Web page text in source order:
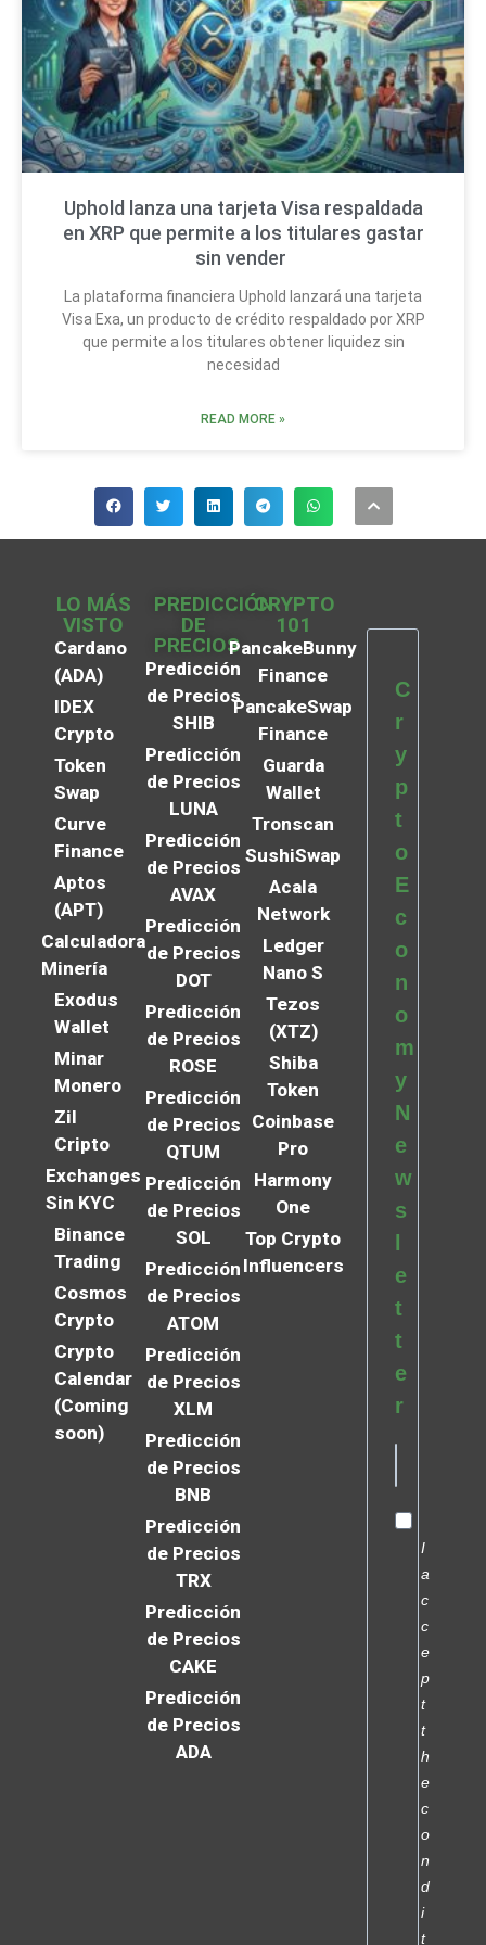
Uphold lanza una tarjeta Visa respaldada
en XRP que permite a los titulares gastar
sin vender
La plataforma financiera Uphold lanzará una tarjeta
Visa Exa, un producto de crédito respaldado por XRP
que permite a los titulares obtener liquidez sin
necesidad
READ MORE »
LO MÁS
VISTO
Cardano
(ADA)
IDEX
Crypto
Token
Swap
Curve
Finance
Aptos
(APT)
Calculadora
Minería
Exodus
Wallet
Minar
Monero
Zil
Cripto
Exchanges
Sin KYC
Binance
Trading
Cosmos
Crypto
Crypto
Calendar
(Coming
soon)
PREDICCIÓN
DE
PRECIOS
Predicción
de Precios
SHIB
Predicción
de Precios
LUNA
Predicción
de Precios
AVAX
Predicción
de Precios
DOT
Predicción
de Precios
ROSE
Predicción
de Precios
QTUM
Predicción
de Precios
SOL
Predicción
de Precios
ATOM
Predicción
de Precios
XLM
Predicción
de Precios
BNB
Predicción
de Precios
TRX
Predicción
de Precios
CAKE
Predicción
de Precios
ADA
CRYPTO
101
PancakeBunny
Finance
PancakeSwap
Finance
Guarda
Wallet
Tronscan
SushiSwap
Acala
Network
Ledger
Nano S
Tezos
(XTZ)
Shiba
Token
Coinbase
Pro
Harmony
One
Top Crypto
Influencers
C
r
y
p
t
o
E
c
o
n
o
m
y
N
e
w
s
l
e
t
t
e
r
I
a
c
c
e
p
t
t
h
e
c
o
n
d
i
t